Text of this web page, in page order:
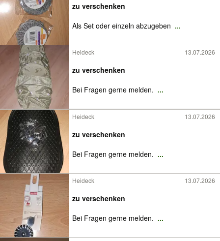
zu verschenken
Als Set oder einzeln abzugeben ...
Heideck 13.07.2026
zu verschenken
Bei Fragen gerne melden. ...
Heideck 13.07.2026
zu verschenken
Bei Fragen gerne melden. ...
Heideck 13.07.2026
zu verschenken
Bei Fragen gerne melden. ...